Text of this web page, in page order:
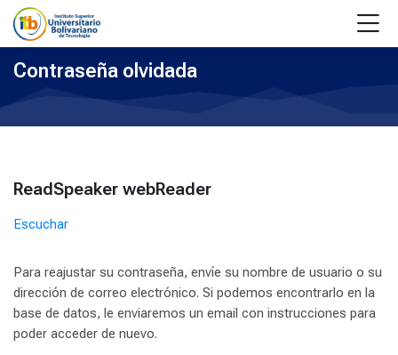
Skip to navigation
Skip to login form
Salta al contenido principal
Skip to accessibility options
Skip to footer
Skip accessibility options
Contraseña olvidada
Bloques
Salta ReadSpeaker webReader
ReadSpeaker webReader
Escuchar
Para reajustar su contraseña, envíe su nombre de usuario o su
dirección de correo electrónico. Si podemos encontrarlo en la
base de datos, le enviaremos un email con instrucciones para
poder acceder de nuevo.